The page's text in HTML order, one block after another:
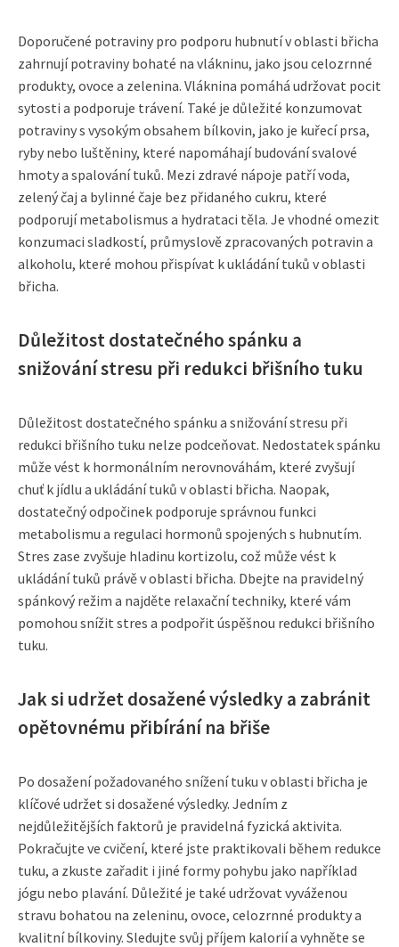
Doporučené potraviny pro podporu hubnutí v oblasti břicha
zahrnují potraviny bohaté na vlákninu, jako jsou celozrnné
produkty, ovoce a zelenina. Vláknina pomáhá udržovat pocit
sytosti a podporuje trávení. Také je důležité konzumovat
potraviny s vysokým obsahem bílkovin, jako je kuřecí prsa,
ryby nebo luštěniny, které napomáhají budování svalové
hmoty a spalování tuků. Mezi zdravé nápoje patří voda,
zelený čaj a bylinné čaje bez přidaného cukru, které
podporují metabolismus a hydrataci těla. Je vhodné omezit
konzumaci sladkostí, průmyslově zpracovaných potravin a
alkoholu, které mohou přispívat k ukládání tuků v oblasti
břicha.
Důležitost dostatečného spánku a
snižování stresu při redukci břišního tuku
Důležitost dostatečného spánku a snižování stresu při
redukci břišního tuku nelze podceňovat. Nedostatek spánku
může vést k hormonálním nerovnováhám, které zvyšují
chuť k jídlu a ukládání tuků v oblasti břicha. Naopak,
dostatečný odpočinek podporuje správnou funkci
metabolismu a regulaci hormonů spojených s hubnutím.
Stres zase zvyšuje hladinu kortizolu, což může vést k
ukládání tuků právě v oblasti břicha. Dbejte na pravidelný
spánkový režim a najděte relaxační techniky, které vám
pomohou snížit stres a podpořit úspěšnou redukci břišního
tuku.
Jak si udržet dosažené výsledky a zabránit
opětovnému přibírání na břiše
Po dosažení požadovaného snížení tuku v oblasti břicha je
klíčové udržet si dosažené výsledky. Jedním z
nejdůležitějších faktorů je pravidelná fyzická aktivita.
Pokračujte ve cvičení, které jste praktikovali během redukce
tuku, a zkuste zařadit i jiné formy pohybu jako například
jógu nebo plavání. Důležité je také udržovat vyváženou
stravu bohatou na zeleninu, ovoce, celozrnné produkty a
kvalitní bílkoviny. Sledujte svůj příjem kalorií a vyhněte se